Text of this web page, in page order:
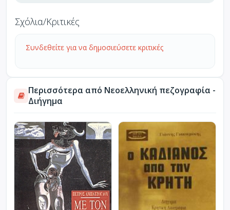
Σχόλια/Κριτικές
Συνδεθείτε για να δημοσιεύσετε κριτικές
Περισσότερα από Νεοελληνική πεζογραφία -
Διήγημα